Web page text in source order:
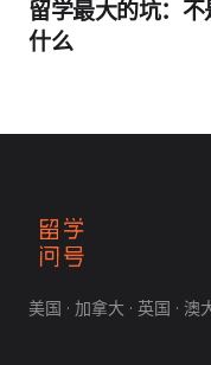
留学最大的坑：
什么
美国 · 加拿大 · 英国 · 澳